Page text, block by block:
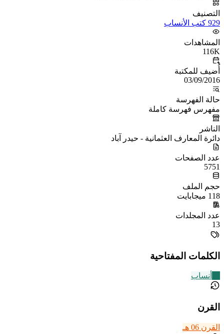
التصنيف
929 كتب الأنساب
المشاهدات
116K
أُضيف للمكتبة
03/09/2016
حالة الفهرسة
مفهرس فهرسة كاملة
الناشر
دائرة المعارف العثمانية - حيدر آباد
عدد الصفحات
5751
حجم الملف
118 ميجابايت
عدد المجلدات
13
الكلمات المفتاحية
أنساب
القرن
القرن 06 هـ